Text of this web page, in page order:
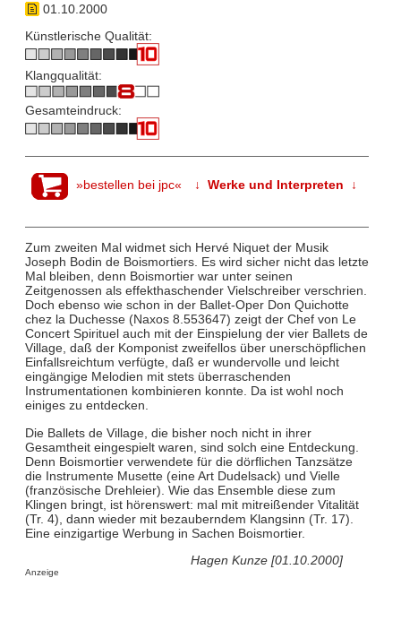
01.10.2000
Künstlerische Qualität:
Klangqualität:
Gesamteindruck:
»bestellen bei jpc« ↓ Werke und Interpreten ↓
Zum zweiten Mal widmet sich Hervé Niquet der Musik
Joseph Bodin de Boismortiers. Es wird sicher nicht das letzte
Mal bleiben, denn Boismortier war unter seinen
Zeitgenossen als effekthaschender Vielschreiber verschrien.
Doch ebenso wie schon in der Ballet-Oper Don Quichotte
chez la Duchesse (Naxos 8.553647) zeigt der Chef von Le
Concert Spirituel auch mit der Einspielung der vier Ballets de
Village, daß der Komponist zweifellos über unerschöpflichen
Einfallsreichtum verfügte, daß er wundervolle und leicht
eingängige Melodien mit stets überraschenden
Instrumentationen kombinieren konnte. Da ist wohl noch
einiges zu entdecken.
Die Ballets de Village, die bisher noch nicht in ihrer
Gesamtheit eingespielt waren, sind solch eine Entdeckung.
Denn Boismortier verwendete für die dörflichen Tanzsätze
die Instrumente Musette (eine Art Dudelsack) und Vielle
(französische Drehleier). Wie das Ensemble diese zum
Klingen bringt, ist hörenswert: mal mit mitreißender Vitalität
(Tr. 4), dann wieder mit bezauberndem Klangsinn (Tr. 17).
Eine einzigartige Werbung in Sachen Boismortier.
Hagen Kunze [01.10.2000]
Anzeige